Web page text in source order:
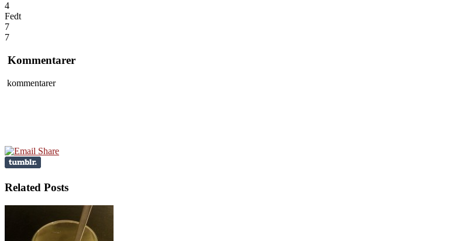
4
Fedt
7
7
Kommentarer
kommentarer
Related Posts